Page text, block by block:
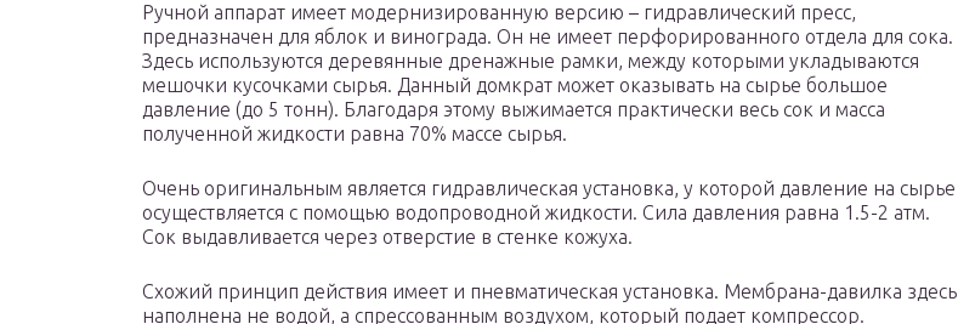
Ручной аппарат имеет модернизированную версию – гидравлический пресс,
предназначен для яблок и винограда. Он не имеет перфорированного отдела для сока.
Здесь используются деревянные дренажные рамки, между которыми укладываются
мешочки кусочками сырья. Данный домкрат может оказывать на сырье большое
давление (до 5 тонн). Благодаря этому выжимается практически весь сок и масса
полученной жидкости равна 70% массе сырья.
Очень оригинальным является гидравлическая установка, у которой давление на сырье
осуществляется с помощью водопроводной жидкости. Сила давления равна 1.5-2 атм.
Сок выдавливается через отверстие в стенке кожуха.
Схожий принцип действия имеет и пневматическая установка. Мембрана-давилка здесь
наполнена не водой, а спрессованным воздухом, который подает компрессор.